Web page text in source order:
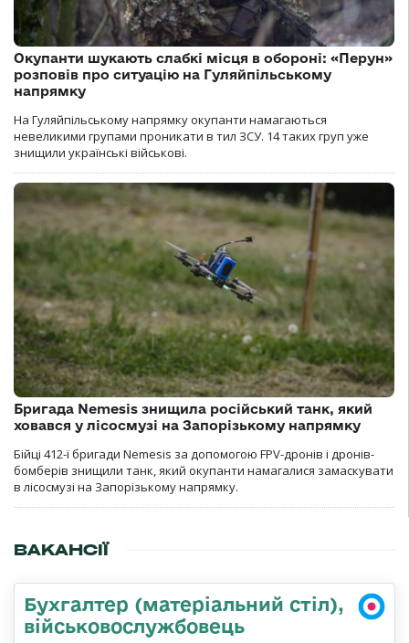
Окупанти шукають слабкі місця в обороні: «Перун»
розповів про ситуацію на Гуляйпільському
напрямку
На Гуляйпільському напрямку окупанти намагаються
невеликими групами проникати в тил ЗСУ. 14 таких груп уже
знищили українські військові.
Бригада Nemesis знищила російський танк, який
ховався у лісосмузі на Запорізькому напрямку
Бійці 412-ї бригади Nemesis за допомогою FPV-дронів і дронів-
бомберів знищили танк, який окупанти намагалися замаскувати
в лісосмузі на Запорізькому напрямку.
ВАКАНСІЇ
Бухгалтер (матеріальний стіл),
військовослужбовець